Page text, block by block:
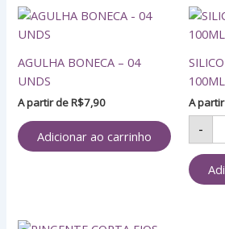
AGULHA BONECA – 04
UNDS
A partir deR$7,90
Adicionar ao carrinho
100ML
A
-